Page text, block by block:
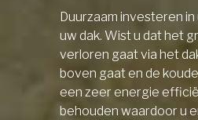
Duurzaam investeren
uw dak. Wist u dat het
verloren gaat via het
boven gaat en de
een zeer energie
behouden waardoor u